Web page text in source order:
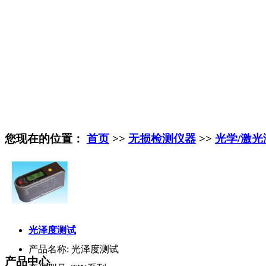
您现在的位置： 首页 >> 无损检测仪器 >> 光学/激光
光泽度测试
产品名称: 光泽度测试
产品中心